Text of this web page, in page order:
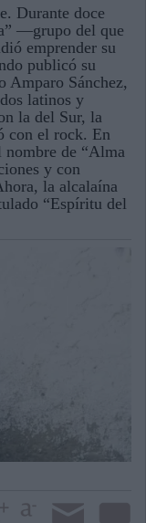
Durante doce
—grupo del que
emprender su
publicó su
Amparo Sánchez,
latinos y
la del Sur, la
con el rock. En
nombre de “Alma
y con
la alcalaína
“Espíritu del